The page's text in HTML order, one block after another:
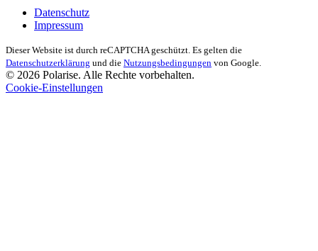
Datenschutz
Impressum
Dieser Website ist durch reCAPTCHA geschützt. Es gelten die
Datenschutzerklärung und die Nutzungsbedingungen von Google.
© 2026 Polarise. Alle Rechte vorbehalten.
Cookie-Einstellungen